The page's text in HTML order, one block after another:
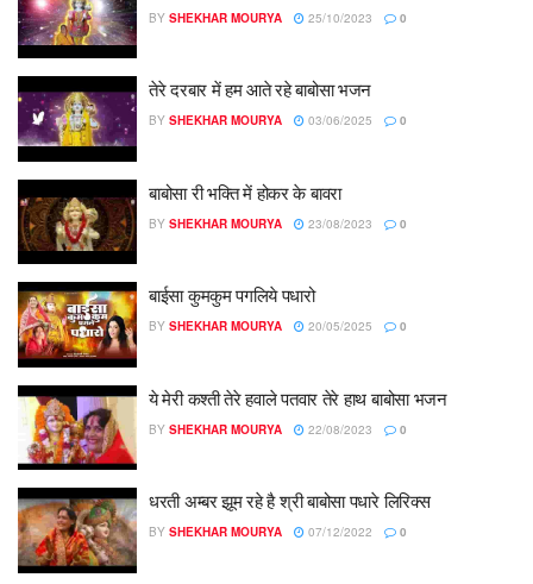
BY SHEKHAR MOURYA 25/10/2023 0
तेरे दरबार में हम आते रहे बाबोसा भजन
BY SHEKHAR MOURYA 03/06/2025 0
बाबोसा री भक्ति में होकर के बावरा
BY SHEKHAR MOURYA 23/08/2023 0
बाईसा कुमकुम पगलिये पधारो
BY SHEKHAR MOURYA 20/05/2025 0
ये मेरी कश्ती तेरे हवाले पतवार तेरे हाथ बाबोसा भजन
BY SHEKHAR MOURYA 22/08/2023 0
धरती अम्बर झूम रहे है श्री बाबोसा पधारे लिरिक्स
BY SHEKHAR MOURYA 07/12/2022 0